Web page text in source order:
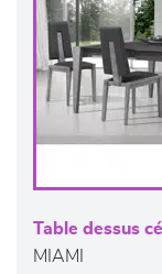
Table dessus
MIAMI